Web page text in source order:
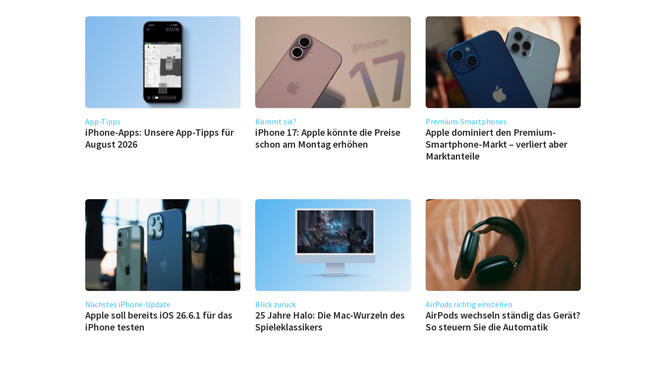
App-Tipps
iPhone-Apps: Unsere App-Tipps für
August 2026
Kommt sie?
iPhone 17: Apple könnte die Preise
schon am Montag erhöhen
Premium-Smartphones
Apple dominiert den Premium-
Smartphone-Markt – verliert aber
Marktanteile
Nächstes iPhone-Update
Apple soll bereits iOS 26.6.1 für das
iPhone testen
Blick zurück
25 Jahre Halo: Die Mac-Wurzeln des
Spieleklassikers
AirPods richtig einstellen
AirPods wechseln ständig das Gerät?
So steuern Sie die Automatik